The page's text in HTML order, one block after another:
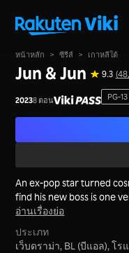
หน้าหลัก > ซีรีส์ > เกาหลีใต้
Jun & Jun 9.3
20238 ตอน PG-13
An ex-pop star turned
find his new boss is one
อ่านเรื่องย่อ
ประเภท
เว็บดราม่า, BL (บีแอล),โร